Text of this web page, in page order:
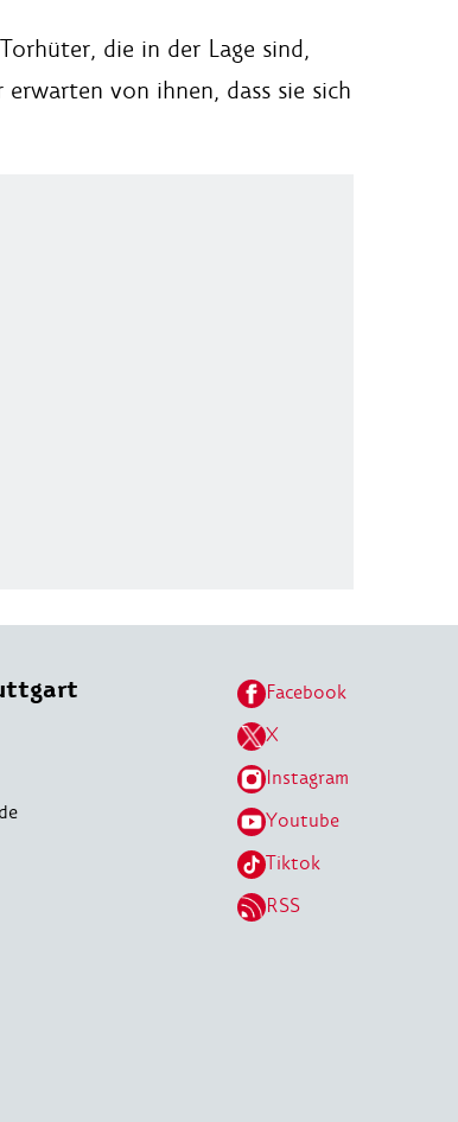
die in der Lage sind,
von ihnen, dass sie sich
Facebook
X
Instagram
Youtube
Tiktok
RSS